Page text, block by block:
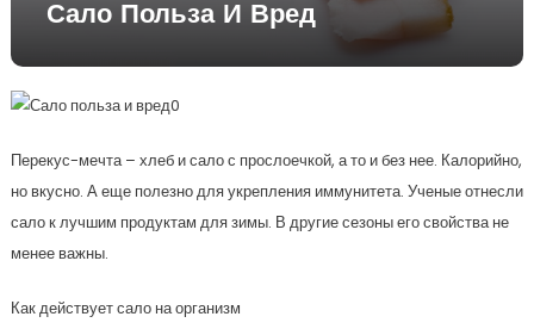
Сало Польза И Вред
Перекус-мечта – хлеб и сало с прослоечкой, а то и без нее. Калорийно,
но вкусно. А еще полезно для укрепления иммунитета. Ученые отнесли
сало к лучшим продуктам для зимы. В другие сезоны его свойства не
менее важны.
Как действует сало на организм